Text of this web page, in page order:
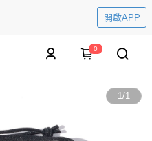
開啟APP
0
1/1